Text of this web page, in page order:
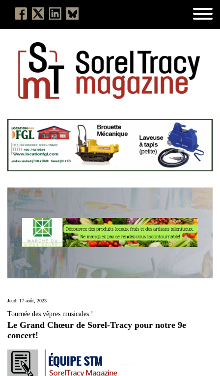
Jeudi 17 août, 2023
Tournée des vêpres musicales !
Le Grand Chœur de Sorel-Tracy pour notre 9e
concert!